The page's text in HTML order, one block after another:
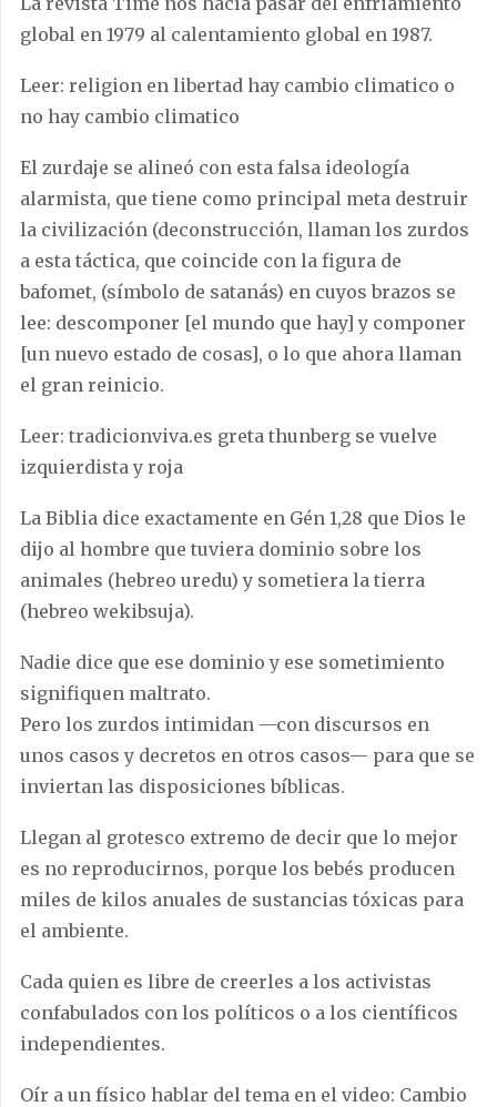
global en 1979 al calentamiento global en 1987.
Leer: religion en libertad hay cambio climatico o
no hay cambio climatico
El zurdaje se alineó con esta falsa ideología
alarmista, que tiene como principal meta destruir
la civilización (deconstrucción, llaman los zurdos
a esta táctica, que coincide con la figura de
bafomet, (símbolo de satanás) en cuyos brazos se
lee: descomponer [el mundo que hay] y componer
[un nuevo estado de cosas], o lo que ahora llaman
el gran reinicio.
Leer: tradicionviva.es greta thunberg se vuelve
izquierdista y roja
La Biblia dice exactamente en Gén 1,28 que Dios le
dijo al hombre que tuviera dominio sobre los
animales (hebreo uredu) y sometiera la tierra
(hebreo wekibsuja).
Nadie dice que ese dominio y ese sometimiento
signifiquen maltrato.
Pero los zurdos intimidan —con discursos en
unos casos y decretos en otros casos— para que se
inviertan las disposiciones bíblicas.
Llegan al grotesco extremo de decir que lo mejor
es no reproducirnos, porque los bebés producen
miles de kilos anuales de sustancias tóxicas para
el ambiente.
Cada quien es libre de creerles a los activistas
confabulados con los políticos o a los científicos
independientes.
Oír a un físico hablar del tema en el video: Cambio